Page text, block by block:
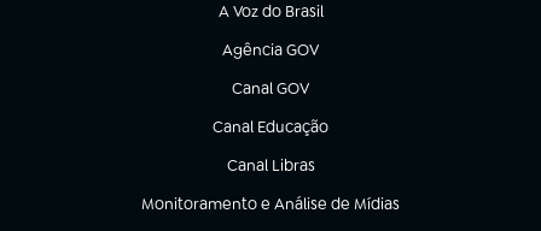
A Voz do Brasil
(abre em nova aba)
Agência GOV
(abre em nova aba)
Canal GOV
(abre em nova aba)
Canal Educação
(abre em nova aba)
Canal Libras
(abre em nova aba)
Monitoramento e Análise de Mídias
(abre em nova aba)